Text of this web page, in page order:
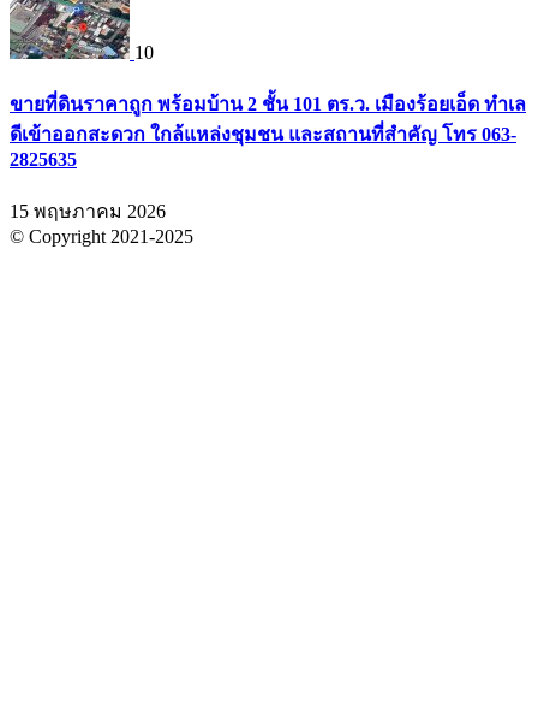
10
ขายที่ดินราคาถูก พร้อมบ้าน 2 ชั้น 101 ตร.ว. เมืองร้อยเอ็ด ทำเล
ดีเข้าออกสะดวก ใกล้แหล่งชุมชน และสถานที่สำคัญ โทร 063-
2825635
15 พฤษภาคม 2026
© Copyright 2021-2025